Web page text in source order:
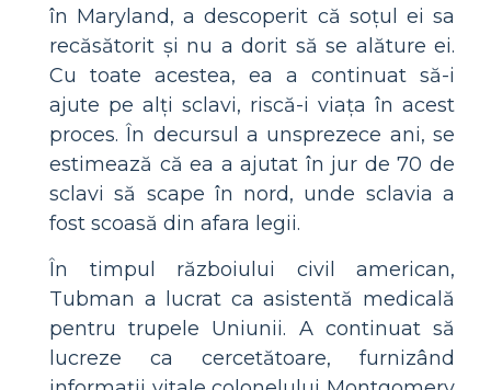
în Maryland, a descoperit că soțul ei sa
recăsătorit și nu a dorit să se alăture ei.
Cu toate acestea, ea a continuat să-i
ajute pe alți sclavi, riscă-i viața în acest
proces. În decursul a unsprezece ani, se
estimează că ea a ajutat în jur de 70 de
sclavi să scape în nord, unde sclavia a
fost scoasă din afara legii.
În timpul războiului civil american,
Tubman a lucrat ca asistentă medicală
pentru trupele Uniunii. A continuat să
lucreze ca cercetătoare, furnizând